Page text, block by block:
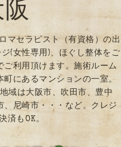
マセラピスト（有資格）の出
(女性専用)、ほぐし整体をご
ご利用頂けます。施術ルーム
にあるマンションの一室。
域は大阪市、吹田市、豊中
尼崎市・・・など。クレジ
済もOK。